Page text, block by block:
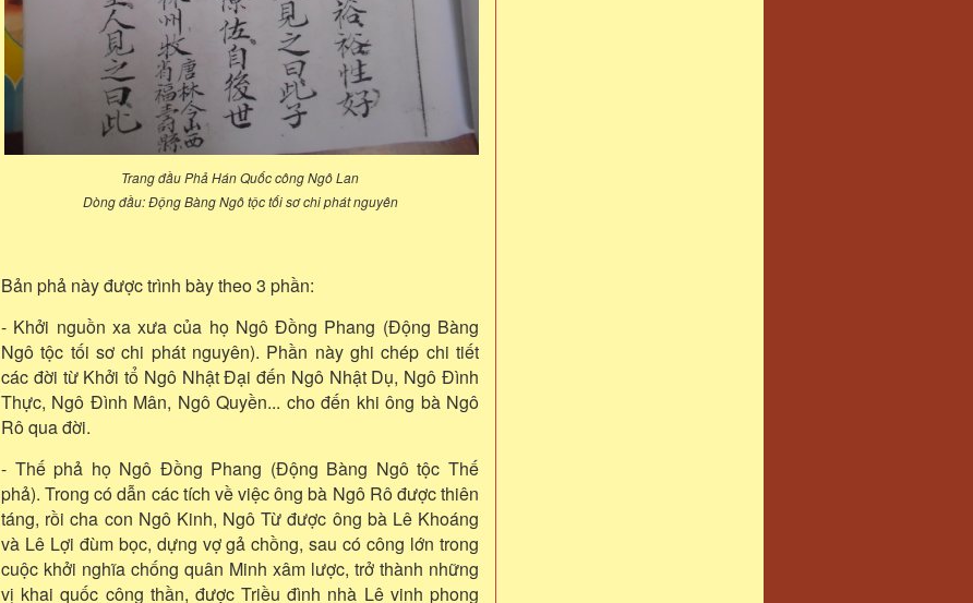
Trang đầu Phả Hán Quốc công Ngô Lan
Dòng đầu: Động Bàng Ngô tộc tối sơ chi phát nguyên
Bản phả này được trình bày theo 3 phần:
- Khởi nguồn xa xưa của họ Ngô Đồng Phang (Động Bàng
Ngô tộc tối sơ chi phát nguyên). Phần này ghi chép chi tiết
các đời từ Khởi tổ Ngô Nhật Đại đến Ngô Nhật Dụ, Ngô Đình
Thực, Ngô Đình Mân, Ngô Quyền... cho đến khi ông bà Ngô
Rô qua đời.
- Thế phả họ Ngô Đồng Phang (Động Bàng Ngô tộc Thế
phả). Trong có dẫn các tích về việc ông bà Ngô Rô được thiên
táng, rồi cha con Ngô Kinh, Ngô Từ được ông bà Lê Khoáng
và Lê Lợi đùm bọc, dựng vợ gả chồng, sau có công lớn trong
cuộc khởi nghĩa chống quân Minh xâm lược, trở thành những
vị khai quốc công thần, được Triều đình nhà Lê vinh phong